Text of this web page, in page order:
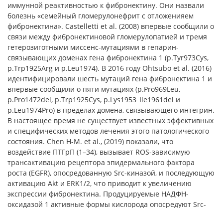
иммунной реактивностью к фибронектину. Они назвали
болезнь «семейный гломерулонефрит с отложенияем
фибронектина». Castelletti et al. (2008) впервые сообщили о
связи между фибронектиновой гломерулопатией и тремя
гетерозиготными миссенс-мутациями в гепарин-
связывающих доменах гена фибронектина 1 (p.Tyr973Cys,
p.Trp1925Arg и p.Leu1974). В 2016 году Ohtsubo et al. (2016)
идентифицировали шесть мутаций гена фибронектина 1 и
впервые сообщили о пяти мутациях (p.Pro969Leu,
p.Pro1472del, p.Trp1925Cys, p.Lys1953_Ile1961del и
p.Leu1974Pro) в пределах домена, связывающего интегрин.
В настоящее время не существует известных эффективных
и специфических методов лечения этого патологического
состояния. Chen H-M. et al., (2019) показали, что
воздействие ПТГрП (1–34), вызывает ROS-зависимую
трансактивацию рецептора эпидермального фактора
роста (EGFR), опосредованную Src-киназой, и последующую
активацию Akt и ERK1/2, что приводит к увеличению
экспрессии фибронектина. Продуцируемые НАДФН-
оксидазой 1 активные формы кислорода опосредуют Src-